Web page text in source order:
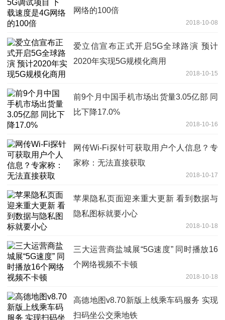
网络的100倍
2018-10-08
爱立信宣布正式开启5G全球路演 预计
2020年实现5G规模化商用
2018-10-15
前9个月中国手机市场出货量3.05亿部 同
比下降17.0%
2018-10-16
网传Wi-Fi探针可获取用户个人信息？专
家称：无法直接获取
2018-10-17
苹果隐私页面迎来重大更新 看到数据与
隐私图标就要小心
2018-10-18
三大运营商盐城展“5G速度” 同时播放16
个网络视频不卡顿
2018-10-18
高德地图v8.70新版上线乘车码服务 实现
扫码坐公交乘地铁